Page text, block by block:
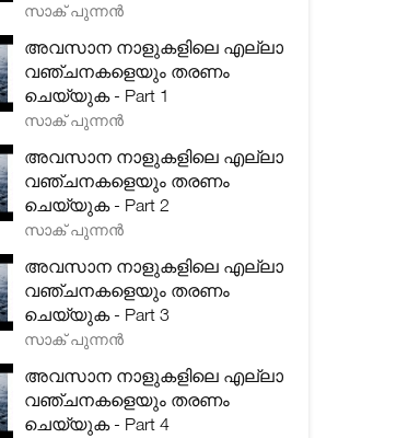
സാക് പുന്നൻ
അവസാന നാളുകളിലെ എല്ലാ
വഞ്ചനകളെയും തരണം
ചെയ്യുക - Part 1
സാക് പുന്നൻ
അവസാന നാളുകളിലെ എല്ലാ
വഞ്ചനകളെയും തരണം
ചെയ്യുക - Part 2
സാക് പുന്നൻ
അവസാന നാളുകളിലെ എല്ലാ
വഞ്ചനകളെയും തരണം
ചെയ്യുക - Part 3
സാക് പുന്നൻ
അവസാന നാളുകളിലെ എല്ലാ
വഞ്ചനകളെയും തരണം
ചെയ്യുക - Part 4